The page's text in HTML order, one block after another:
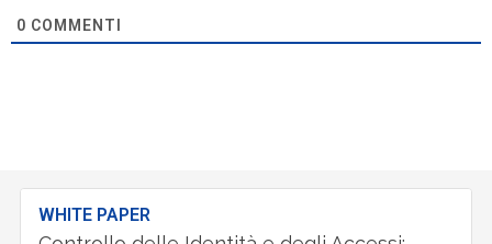
0 COMMENTI
WHITE PAPER